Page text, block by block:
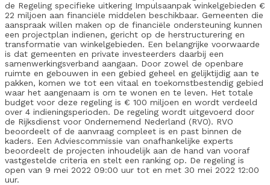
de Regeling specifieke uitkering Impulsaanpak winkelgebieden €
22 miljoen aan financiële middelen beschikbaar. Gemeenten die
aanspraak willen maken op de financiële ondersteuning kunnen
een projectplan indienen, gericht op de herstructurering en
transformatie van winkelgebieden. Een belangrijke voorwaarde
is dat gemeenten en private investeerders daarbij een
samenwerkingsverband aangaan. Door zowel de openbare
ruimte en gebouwen in een gebied geheel en gelijktijdig aan te
pakken, komen we tot een vitaal en toekomstbestendig gebied
waar het aangenaam is om te wonen en te leven. Het totale
budget voor deze regeling is € 100 miljoen en wordt verdeeld
over 4 indieningsperioden. De regeling wordt uitgevoerd door
de Rijksdienst voor Ondernemend Nederland (RVO). RVO
beoordeelt of de aanvraag compleet is en past binnen de
kaders. Een Adviescommissie van onafhankelijke experts
beoordeelt de projecten inhoudelijk aan de hand van vooraf
vastgestelde criteria en stelt een ranking op. De regeling is
open van 9 mei 2022 09:00 uur tot en met 30 mei 2022 12:00
uur.